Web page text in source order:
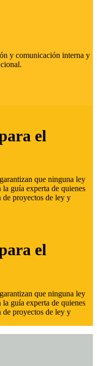
y comunicación interna y
el
que ninguna ley
guía experta de quienes
de proyectos de ley y
el
que ninguna ley
guía experta de quienes
de proyectos de ley y